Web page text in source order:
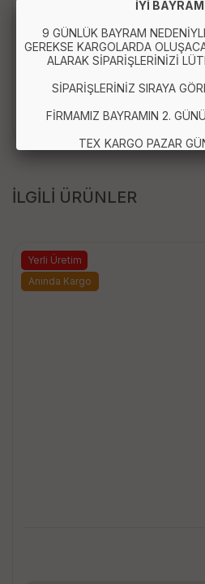
Paket İçeriği:
1 Adet 4 Bölmeli Çatal Bıçaklı
Kabı
İLGİLİ ÜRÜNLER
Yerli Üretim
Anında Kargo
İYİ
9 GÜNLÜK BAYRAM
GEREKSE KARGOLARDA
ALARAK SİPARİŞLERİNİZİ
SİPARİŞLERİNİZ SIRAYA
FİRMAMIZ BAYRAMIN 2.
TEX KARGO PAZAR